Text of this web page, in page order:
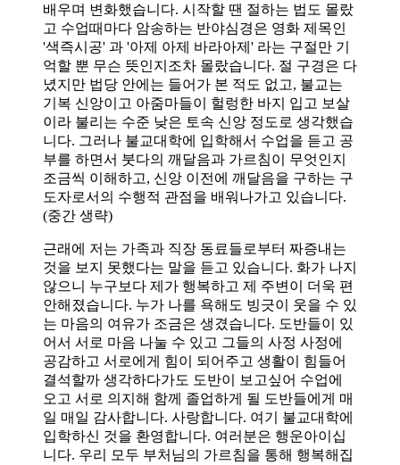
배우며 변화했습니다. 시작할 땐 절하는 법도 몰랐
고 수업때마다 암송하는 반야심경은 영화 제목인
'색즉시공' 과 '아제 아제 바라아제' 라는 구절만 기
억할 뿐 무슨 뜻인지조차 몰랐습니다. 절 구경은 다
녔지만 법당 안에는 들어가 본 적도 없고, 불교는
기복 신앙이고 아줌마들이 헐렁한 바지 입고 보살
이라 불리는 수준 낮은 토속 신앙 정도로 생각했습
니다. 그러나 불교대학에 입학해서 수업을 듣고 공
부를 하면서 붓다의 깨달음과 가르침이 무엇인지
조금씩 이해하고, 신앙 이전에 깨달음을 구하는 구
도자로서의 수행적 관점을 배워나가고 있습니다.
(중간 생략)
근래에 저는 가족과 직장 동료들로부터 짜증내는
것을 보지 못했다는 말을 듣고 있습니다. 화가 나지
않으니 누구보다 제가 행복하고 제 주변이 더욱 편
안해졌습니다. 누가 나를 욕해도 빙긋이 웃을 수 있
는 마음의 여유가 조금은 생겼습니다. 도반들이 있
어서 서로 마음 나눌 수 있고 그들의 사정 사정에
공감하고 서로에게 힘이 되어주고 생활이 힘들어
결석할까 생각하다가도 도반이 보고싶어 수업에
오고 서로 의지해 함께 졸업하게 될 도반들에게 매
일 매일 감사합니다. 사랑합니다. 여기 불교대학에
입학하신 것을 환영합니다. 여러분은 행운아이십
니다. 우리 모두 부처님의 가르침을 통해 행복해집